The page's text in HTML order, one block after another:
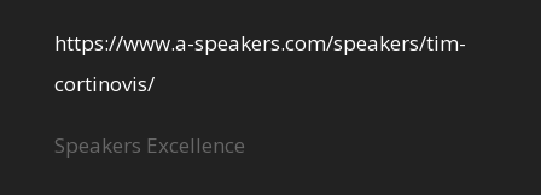
https://www.a-speakers.com/speakers/tim-
cortinovis/
Speakers Excellence